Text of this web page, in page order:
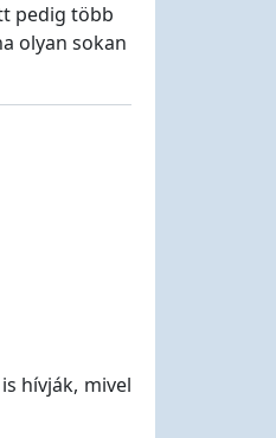
pedig több
olyan sokan
hívják, mivel